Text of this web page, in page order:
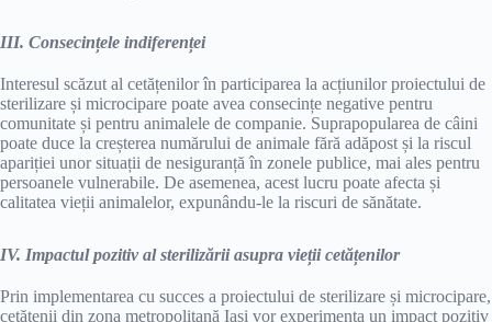
III. Consecințele indiferenței
Interesul scăzut al cetățenilor în participarea la acțiunilor proiectului de
sterilizare și microcipare poate avea consecințe negative pentru
comunitate și pentru animalele de companie. Suprapopularea de câini
poate duce la creșterea numărului de animale fără adăpost și la riscul
apariției unor situații de nesiguranță în zonele publice, mai ales pentru
persoanele vulnerabile. De asemenea, acest lucru poate afecta și
calitatea vieții animalelor, expunându-le la riscuri de sănătate.
IV. Impactul pozitiv al sterilizării asupra vieții cetățenilor
Prin implementarea cu succes a proiectului de sterilizare și microcipare,
cetățenii din zona metropolitană Iași vor experimenta un impact pozitiv